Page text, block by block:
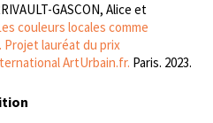
GASCON, Alice et
couleurs locales comme
Projet lauréat du prix
ArtUrbain.fr. Paris. 2023.